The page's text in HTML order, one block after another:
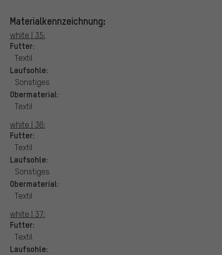
Materialkennzeichnung:
white | 35:
Futter:
Textil
Laufsohle:
Sonstiges
Obermaterial:
Textil
white | 36:
Futter:
Textil
Laufsohle:
Sonstiges
Obermaterial:
Textil
white | 37:
Futter:
Textil
Laufsohle: